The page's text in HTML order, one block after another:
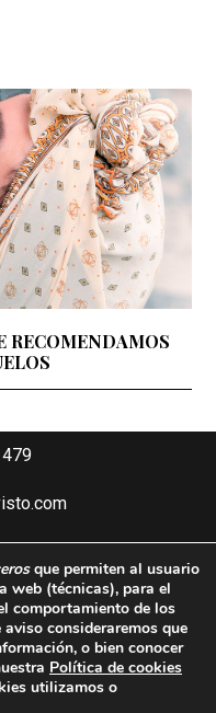
RECOMENDAMOS
que permiten al usuario
web (técnicas), para el
comportamiento de los
consideraremos que
o bien conocer
Política de cookies
utilizamos o